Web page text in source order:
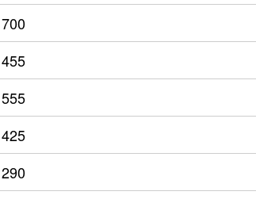
700
455
555
425
290